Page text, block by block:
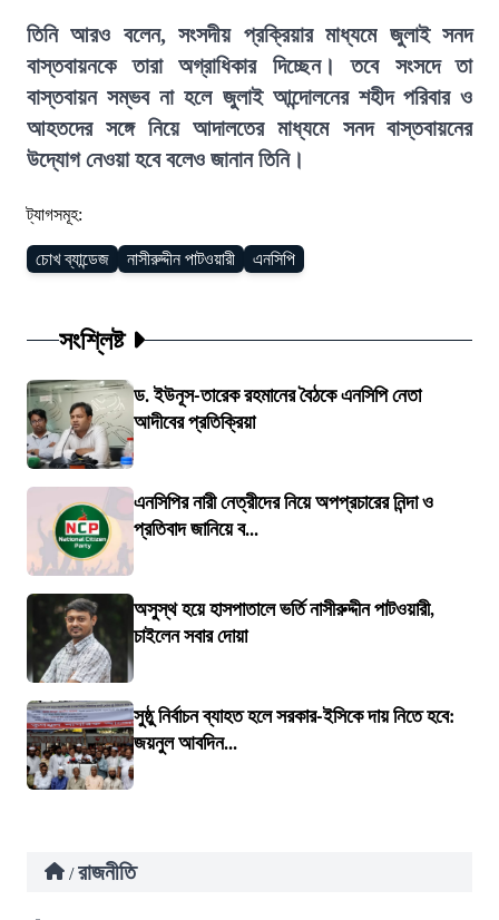
তিনি আরও বলেন, সংসদীয় প্রক্রিয়ার মাধ্যমে জুলাই সনদ
বাস্তবায়নকে তারা অগ্রাধিকার দিচ্ছেন। তবে সংসদে তা
বাস্তবায়ন সম্ভব না হলে জুলাই আন্দোলনের শহীদ পরিবার ও
আহতদের সঙ্গে নিয়ে আদালতের মাধ্যমে সনদ বাস্তবায়নের
উদ্যোগ নেওয়া হবে বলেও জানান তিনি।
ট্যাগসমূহ:
চোখ ব্যান্ডেজ নাসীরুদ্দীন পাটওয়ারী এনসিপি
সংশ্লিষ্ট
ড. ইউনূস-তারেক রহমানের বৈঠকে এনসিপি নেতা
আদীবের প্রতিক্রিয়া
এনসিপির নারী নেত্রীদের নিয়ে অপপ্রচারের নিন্দা ও
প্রতিবাদ জানিয়ে ব...
অসুস্থ হয়ে হাসপাতালে ভর্তি নাসীরুদ্দীন পাটওয়ারী,
চাইলেন সবার দোয়া
সুষ্ঠু নির্বাচন ব্যাহত হলে সরকার-ইসিকে দায় নিতে হবে:
জয়নুল আবদিন...
/ রাজনীতি